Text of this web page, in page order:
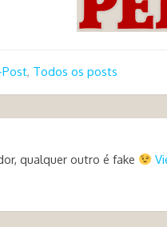
Post, Todos os posts
qualquer outro é fake